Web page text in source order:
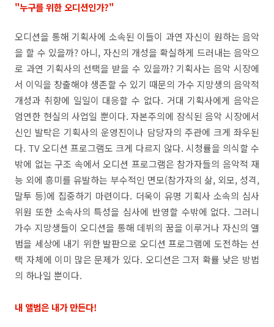
"누구를 위한 오디션인가?"
오디션을 통해 기획사에 소속된 이들이 과연 자신이 원하는 음악
을 할 수 있을까? 아니, 자신의 개성을 확실하게 드러내는 음악으
로 과연 기획사의 선택을 받을 수 있을까? 기획사는 음악 시장에
서 이익을 창출해야 생존할 수 있기 때문의 가수 지망생의 음악적
개성과 취향에 일일이 대응할 수 없다. 거대 기획사에게 음악은
엄연한 현실의 사업일 뿐이다. 자본주의에 잠식된 음악 시장에서
신인 발탁은 기획사의 운영진이나 담당자의 주관에 크게 좌우된
다. TV 오디션 프로그램도 크게 다르지 않다. 시청률을 의식할 수
밖에 없는 구조 속에서 오디션 프로그램은 참가자들의 음악적 재
능 외에 흥미를 유발하는 부수적인 면모(참가자의 삶, 외모, 성격,
말투 등)에 집중하기 마련이다. 더욱이 유명 기획사 소속의 심사
위원 또한 소속사의 특성을 심사에 반영할 수밖에 없다. 그러니
가수 지망생들이 오디션을 통해 데뷔의 꿈을 이루거나 자신의 앨
범을 세상에 내기 위한 발판으로 오디션 프로그램에 도전하는 선
택 자체에 이미 많은 문제가 있다. 오디션은 그저 확률 낮은 방법
의 하나일 뿐이다.
내 앨범은 내가 만든다!